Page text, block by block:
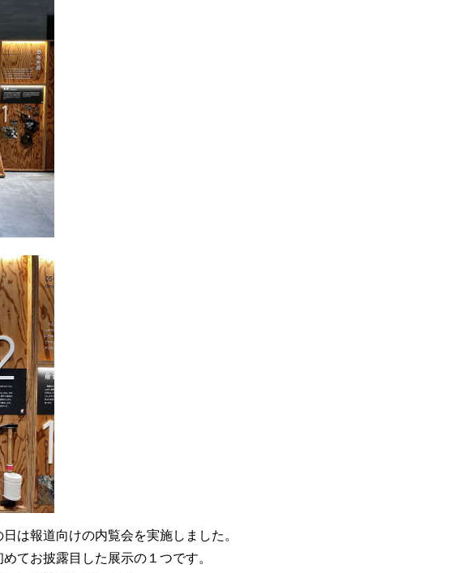
は報道向けの内覧会を実施しました。
てお披露目した展示の１つです。